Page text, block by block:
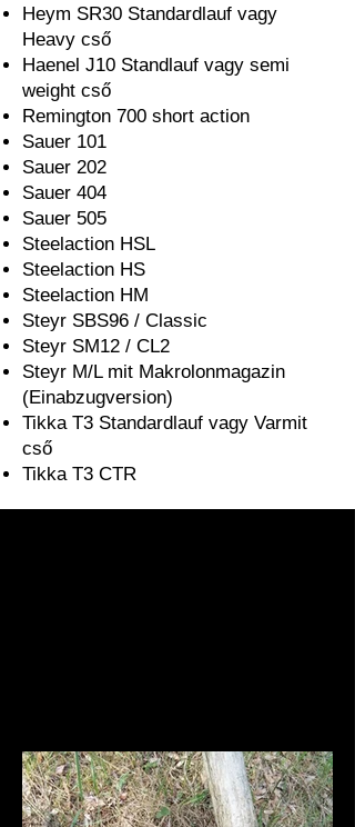
Heym SR30 Standardlauf vagy
Heavy cső
Haenel J10 Standlauf vagy semi
weight cső
Remington 700 short action
Sauer 101
Sauer 202
Sauer 404
Sauer 505
Steelaction HSL
Steelaction HS
Steelaction HM
Steyr SBS96 / Classic
Steyr SM12 / CL2
Steyr M/L mit Makrolonmagazin
(Einabzugversion)
Tikka T3 Standardlauf vagy Varmit
cső
Tikka T3 CTR